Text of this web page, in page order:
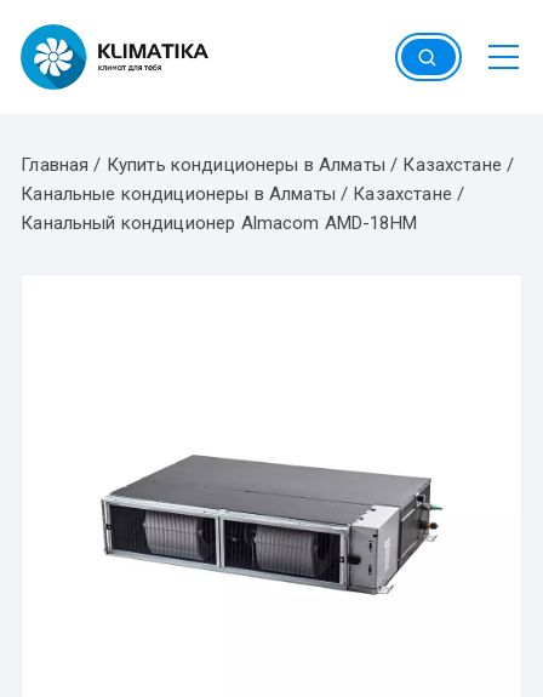
содержимому
Главная / Купить кондиционеры в Алматы / Казахстане /
Канальные кондиционеры в Алматы / Казахстане /
Канальный кондиционер Almacom AMD-18HМ